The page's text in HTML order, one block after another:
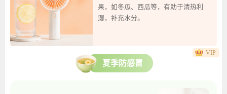
果，如冬瓜、西瓜等，有助于清热利
湿，补充水分。
夏日饮食要点图文
夏季防感冒
VIP